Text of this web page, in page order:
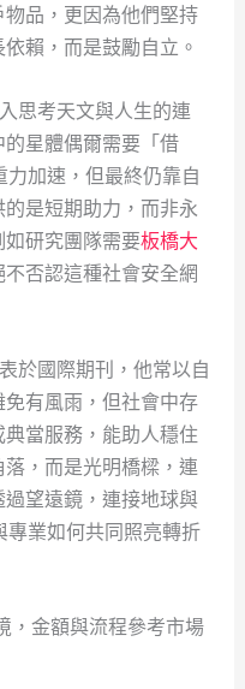
品，更因為他們堅持
賴，而是鼓勵自立。
思考天文與人生的連
星體偶爾需要「借
加速，但最終仍靠自
是短期助力，而非永
研究團隊需要板橋大
否認這種社會安全網
於國際期刊，他常以自
有風雨，但社會中存
典當服務，能助人穩住
，而是光明橋樑，連
望遠鏡，連接地球與
業如何共同照亮轉折
，金額與流程參考市場